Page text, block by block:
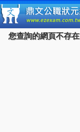
您查詢的網頁不存在